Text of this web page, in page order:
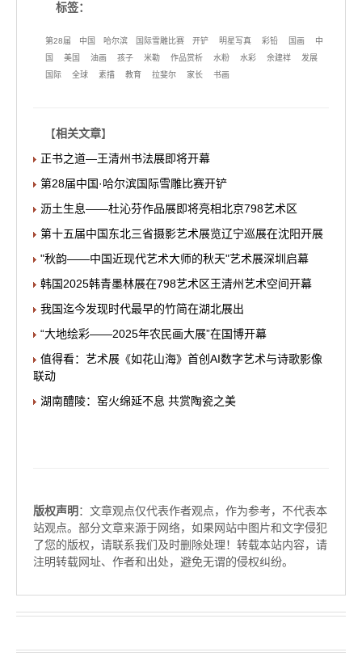
标签：
第28届 中国 哈尔滨 国际雪雕比赛 开铲 明星写真 彩铅 国画
中
国
美国 油画 孩子 米勒 作品赏析 水粉 水彩 余建祥
发展
国际
全球 素描 教育 拉斐尔 家长 书画
【相关文章】
正书之道—王清州书法展即将开幕
第28届中国·哈尔滨国际雪雕比赛开铲
沥土生息——杜沁芬作品展即将亮相北京798艺术区
第十五届中国东北三省摄影艺术展览辽宁巡展在沈阳开展
"秋韵——中国近现代艺术大师的秋天"艺术展深圳启幕
韩国2025韩青墨林展在798艺术区王清州艺术空间开幕
我国迄今发现时代最早的竹简在湖北展出
“大地绘彩——2025年农民画大展”在国博开幕
值得看：艺术展《如花山海》首创AI数字艺术与诗歌影像
联动
湖南醴陵：窑火绵延不息 共赏陶瓷之美
版权声明 ：文章观点仅代表作者观点，作为参考，不代表本
站观点。部分文章来源于网络，如果网站中图片和文字侵犯
了您的版权，请联系我们及时删除处理！转载本站内容，请
注明转载网址、作者和出处，避免无谓的侵权纠纷。